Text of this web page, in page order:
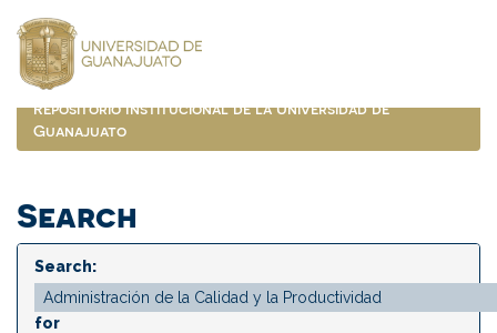
navigation
Repositorio Institucional de la Universidad de
Guanajuato
Search
Search:
for